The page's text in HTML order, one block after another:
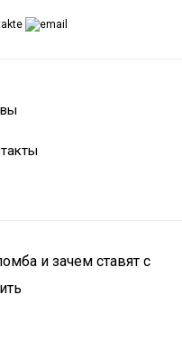
и зачем ставят с